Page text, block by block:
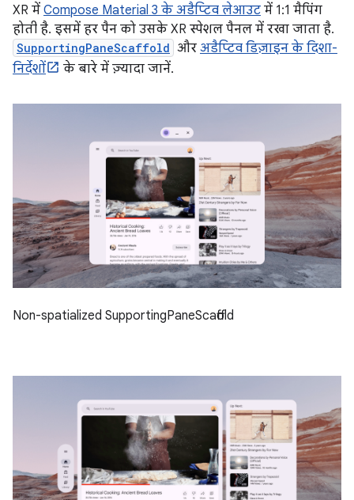
XR में Compose Material 3 के अडैप्टिव लेआउट में 1:1 मैपिंग
होती है. इसमें हर पैन को उसके XR स्पेशल पैनल में रखा जाता है.
SupportingPaneScaffold और अडैप्टिव डिज़ाइन के दिशा-
निर्देशों
के बारे में ज़्यादा जानें.
Non-spatialized SupportingPaneScaffold